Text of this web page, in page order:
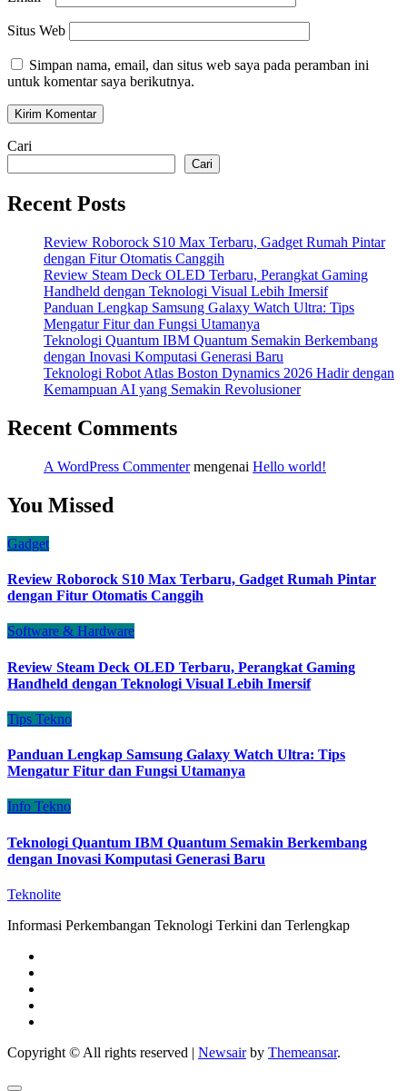
Situs Web
Simpan nama, email, dan situs web saya pada peramban ini
untuk komentar saya berikutnya.
Cari
Cari
Recent Posts
Review Roborock S10 Max Terbaru, Gadget Rumah Pintar
dengan Fitur Otomatis Canggih
Review Steam Deck OLED Terbaru, Perangkat Gaming
Handheld dengan Teknologi Visual Lebih Imersif
Panduan Lengkap Samsung Galaxy Watch Ultra: Tips
Mengatur Fitur dan Fungsi Utamanya
Teknologi Quantum IBM Quantum Semakin Berkembang
dengan Inovasi Komputasi Generasi Baru
Teknologi Robot Atlas Boston Dynamics 2026 Hadir dengan
Kemampuan AI yang Semakin Revolusioner
Recent Comments
A WordPress Commentermengenai Hello world!
You Missed
Gadget
Review Roborock S10 Max Terbaru, Gadget Rumah Pintar
dengan Fitur Otomatis Canggih
Software & Hardware
Review Steam Deck OLED Terbaru, Perangkat Gaming
Handheld dengan Teknologi Visual Lebih Imersif
Tips Tekno
Panduan Lengkap Samsung Galaxy Watch Ultra: Tips
Mengatur Fitur dan Fungsi Utamanya
Info Tekno
Teknologi Quantum IBM Quantum Semakin Berkembang
dengan Inovasi Komputasi Generasi Baru
Teknolite
Informasi Perkembangan Teknologi Terkini dan Terlengkap
Copyright © All rights reserved | Newsairby Themeansar.